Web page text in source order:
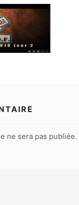
ne sera pas publiée.